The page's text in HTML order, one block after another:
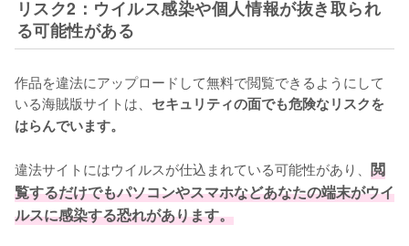
リスク2：ウイルス感染や個人情報が抜き取られ
る可能性がある
作品を違法にアップロードして無料で閲覧できるようにして
いる海賊版サイトは、 セキュリティの面でも危険なリスクを
はらんでいます。
違法サイトにはウイルスが仕込まれている可能性があり、 閲
覧するだけでもパソコンやスマホなどあなたの端末がウイ
ルスに感染する恐れがあります。